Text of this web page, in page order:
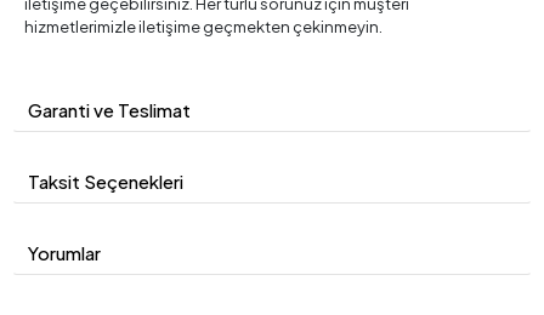
hizmetlerimizle iletişime geçmekten çekinmeyin.
Garanti ve Teslimat
Taksit Seçenekleri
Yorumlar